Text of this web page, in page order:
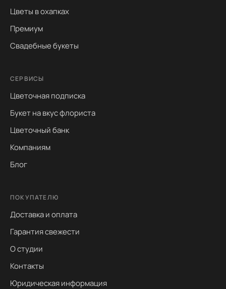
Цветы в охапках
Премиум
Свадебные букеты
СЕРВИСЫ
Цветочная подписка
Букет на вкус флориста
Цветочный банк
Компаниям
Блог
ПОКУПАТЕЛЮ
Доставка и оплата
Гарантия свежести
О студии
Контакты
Юридическая информация